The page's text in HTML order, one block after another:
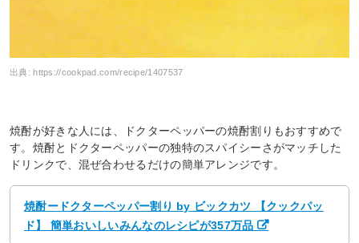
出典:https://cookpad.com/recipe/1407537
焼酎が好きな人には、ドクターペッパーの焼酎割りもおすすめで
す。焼酎とドクターペッパーの独特のスパイシーさがマッチした
ドリンクで、混ぜ合わせるだけの簡単アレンジです。
焼酎ードクターペッパー割り by ビックカツ 【クックパッ
ド】 簡単おいしいみんなのレシピが357万品